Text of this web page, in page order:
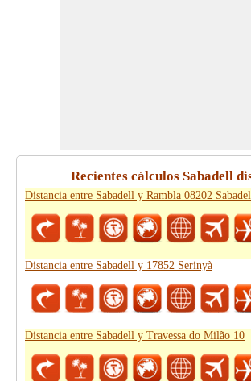
Recientes cálculos Sabadell
Distancia entre Sabadell y Rambla 08202
Distancia entre Sabadell y 17852 Serinyà
Distancia entre Sabadell y Travessa do Milão 10